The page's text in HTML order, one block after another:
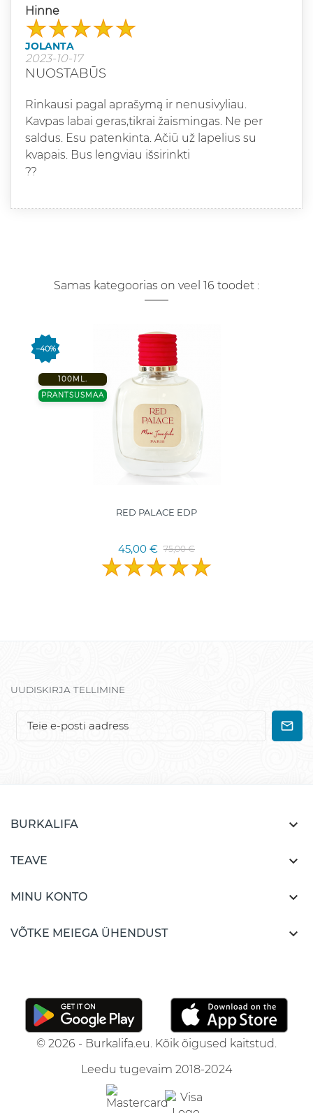
Hinne
JOLANTA
2023-10-17
NUOSTABŪS
Rinkausi pagal aprašymą ir nenusivyliau.
Kavpas labai geras,tikrai žaismingas. Ne per
saldus. Esu patenkinta. Ačiū už lapelius su
kvapais. Bus lengviau išsirinkti
??
Samas kategoorias on veel 16 toodet :
−40%
100ML.
PRANTSUSMAA
RED PALACE EDP
45,00 € 75,00 €
UUDISKIRJA TELLIMINE
BURKALIFA 
TEAVE 
MINU KONTO 
VÕTKE MEIEGA ÜHENDUST 
© 2026 - Burkalifa.eu. Kõik õigused kaitstud.
Leedu tugevaim 2018-2024